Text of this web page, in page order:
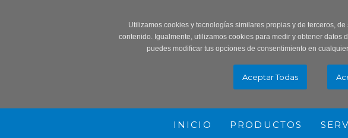
Utilizamos cookies y tecnologías similares propias y de terceros,
contenido. Igualmente, utilizamos cookies para medir y obtener
puedes modificar tus opciones de consentimiento en
INICIO PRODUCTOS